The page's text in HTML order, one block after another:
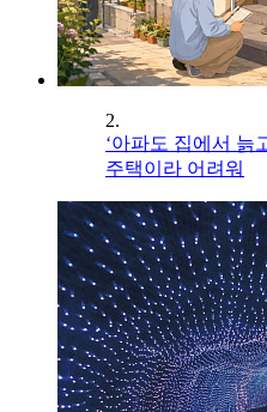
2.
‘아파도 집에서 늙
주택이라 어려워